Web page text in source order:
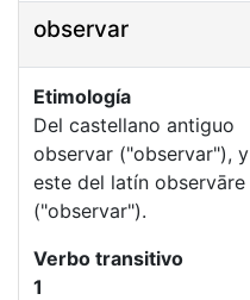
observar
Etimología
Del castellano antiguo
observar ("observar"), y
este del latín observāre
("observar").
Verbo transitivo
1